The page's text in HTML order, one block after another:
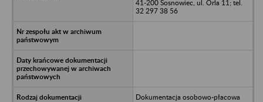
41-200 Sosnowiec, ul. Orla 11; tel.
32 297 38 56
Dokumentacja osobowo-płacowa